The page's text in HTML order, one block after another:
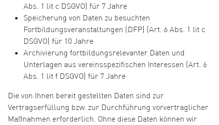
Abs. 1 lit c DSGVO) für 7 Jahre
Speicherung von Daten zu besuchten
Fortbildungsveranstaltungen (DFP) (Art. 6 Abs. 1 lit c
DSGVO) für 10 Jahre
Archivierung fortbildungsrelevanter Daten und
Unterlagen aus vereinsspezifischen Interessen (Art. 6
Abs. 1 lit f DSGVO) für 7 Jahre
Die von Ihnen bereit gestellten Daten sind zur
Vertragserfüllung bzw. zur Durchführung vorvertraglicher
Maßnahmen erforderlich. Ohne diese Daten können wir